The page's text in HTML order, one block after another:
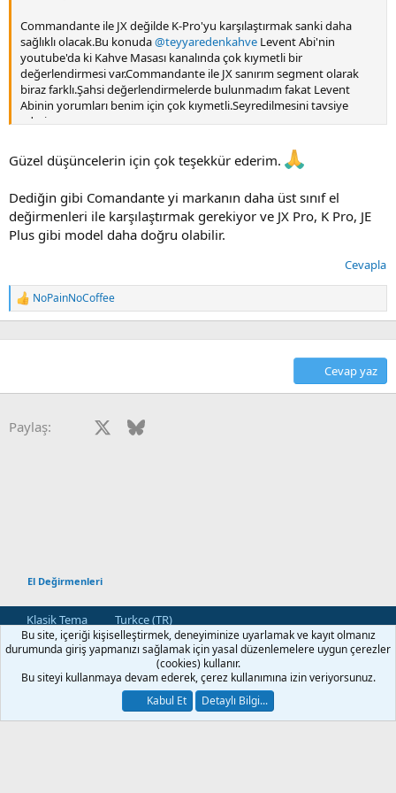
Commandante ile JX değilde K-Pro'yu karşılaştırmak sanki daha
sağlıklı olacak.Bu konuda@teyyaredenkahve Levent Abi'nin
youtube'da ki Kahve Masası kanalında çok kıymetli bir
değerlendirmesi var.Commandante ile JX sanırım segment olarak
biraz farklı.Şahsi değerlendirmelerde bulunmadım fakat Levent
Abinin yorumları benim için çok kıymetli.Seyredilmesini tavsiye
ederim.
Video Link'i:
Güzel düşüncelerin için çok teşekkür ederim.
Dediğin gibi Comandante yi markanın daha üst sınıf el
değirmenleri ile karşılaştırmak gerekiyor ve JX Pro, K Pro, JE
Plus gibi model daha doğru olabilir.
Cevapla
T
e
NoPainNoCoffee
Cevap yaz
Paylaş: Facebook Bluesky
El Değirmenleri
Klasik Tema
Turkce (TR)
Bize Ulaşın
Kullanım ve Şartlar Gizlilik Politikası
Yardım
R
S
Community platform by XenForo® © 2010-2026 XenForo Ltd.
[XGT] Forum statistics system- XenGenTr
Bu site, içeriği kişiselleştirmek, deneyiminize uyarlamak ve kayıt olmanız
durumunda giriş yapmanızı sağlamak için yasal düzenlemelere uygun çerezler
(cookies) kullanır.
Bu siteyi kullanmaya devam ederek, çerez kullanımına izin veriyorsunuz.
Kabul Et
Detaylı Bilgi...